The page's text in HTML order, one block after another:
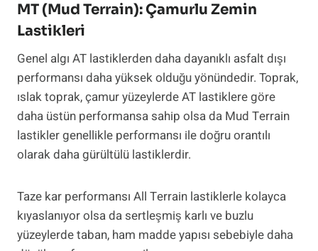
MT (Mud Terrain): Çamurlu Zemin
Lastikleri
Genel algı AT lastiklerden daha dayanıklı asfalt dışı
performansı daha yüksek olduğu yönündedir. Toprak,
ıslak toprak, çamur yüzeylerde AT lastiklere göre
daha üstün performansa sahip olsa da Mud Terrain
lastikler genellikle performansı ile doğru orantılı
olarak daha gürültülü lastiklerdir.
Taze kar performansı All Terrain lastiklerle kolayca
kıyaslanıyor olsa da sertleşmiş karlı ve buzlu
yüzeylerde taban, ham madde yapısı sebebiyle daha